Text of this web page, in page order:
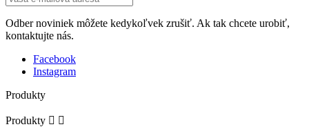
Odber noviniek môžete kedykoľvek zrušiť. Ak tak chcete urobiť,
kontaktujte nás.
Facebook
Instagram
Produkty
Produkty  